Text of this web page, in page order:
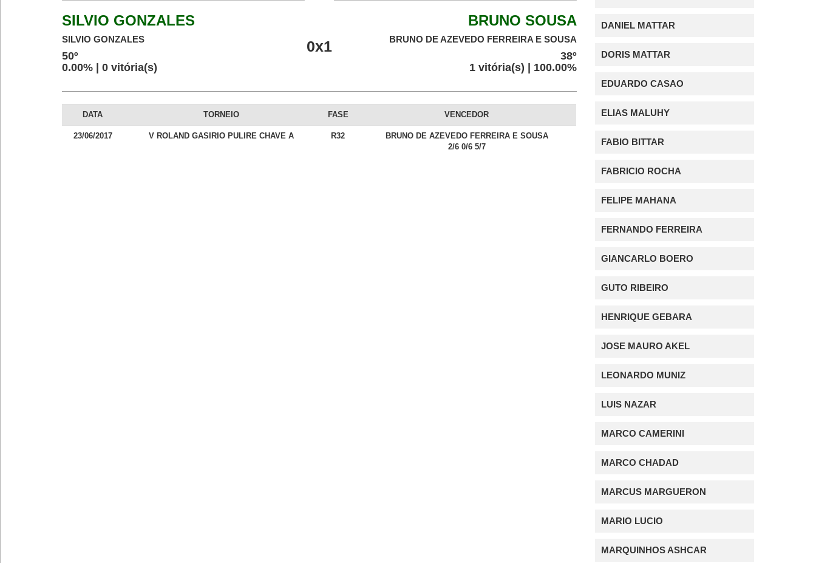
SILVIO GONZALES
SILVIO GONZALES
50º
0.00% | 0 vitória(s)
BRUNO SOUSA
BRUNO DE AZEVEDO FERREIRA E SOUSA
38º
1 vitória(s) | 100.00%
0x1
DATA TORNEIO FASE VENCEDOR
23/06/2017 V ROLAND GASIRIO PULIRE CHAVE A R32
BRUNO DE AZEVEDO FERREIRA E SOUSA
2/6 0/6 5/7
DANIEL MATTAR
DORIS MATTAR
EDUARDO CASAO
ELIAS MALUHY
FABIO BITTAR
FABRICIO ROCHA
FELIPE MAHANA
FERNANDO FERREIRA
GIANCARLO BOERO
GUTO RIBEIRO
HENRIQUE GEBARA
JOSE MAURO AKEL
LEONARDO MUNIZ
LUIS NAZAR
MARCO CAMERINI
MARCO CHADAD
MARCUS MARGUERON
MARIO LUCIO
MARQUINHOS ASHCAR